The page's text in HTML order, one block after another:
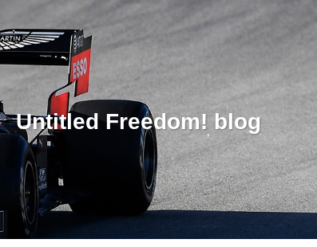
Untitled Freedom! blog